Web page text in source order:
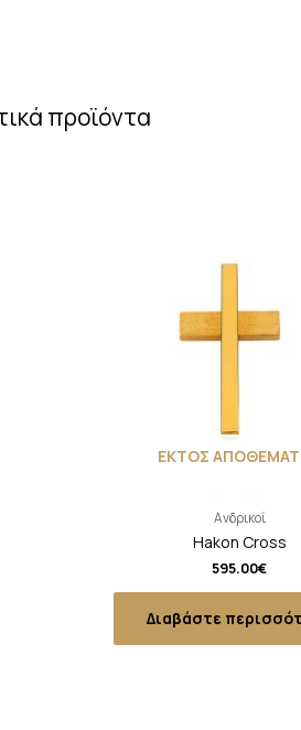
προϊόντα
ΕΚΤΟΣ
Ανδρικοί
Hakon Cross
595.00€
Διαβάστε